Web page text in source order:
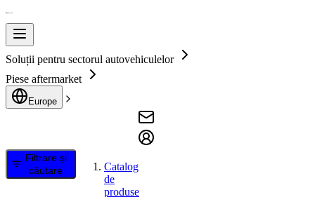
Soluții pentru sectorul autovehiculelor
Piese aftermarket
Europe
Filtrare și
căutare
Catalog
de
produse